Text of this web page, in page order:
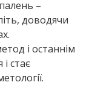
–
доводячи
і останнім
стає